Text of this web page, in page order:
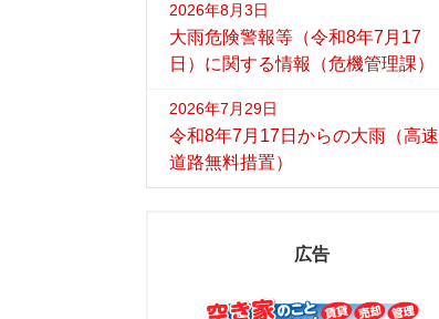
2026年8月3日
大雨危険警報等（令和8年7月17
日）に関する情報（危機管理課）
2026年7月29日
令和8年7月17日からの大雨（高速
道路無料措置）
広告